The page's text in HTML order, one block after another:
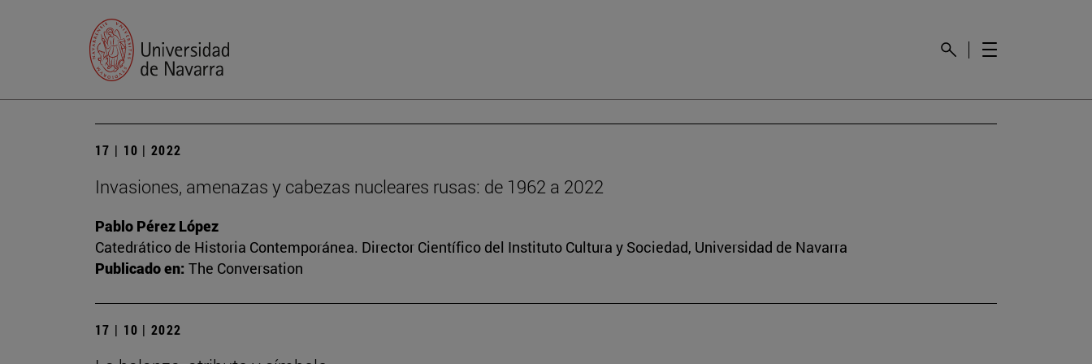
17 | 10 | 2022
Invasiones, amenazas y cabezas nucleares rusas: de 1962 a 2022
Pablo Pérez López
Catedrático de Historia Contemporánea. Director Científico del Instituto Cultura y Sociedad, Universidad de Navarra
Publicado en: The Conversation
17 | 10 | 2022